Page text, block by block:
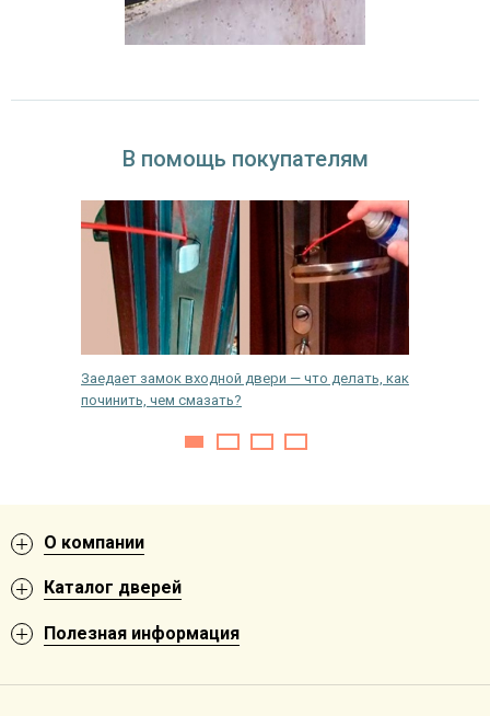
В помощь покупателям
Заедает замок входной двери — что делать, как
починить, чем смазать?
О компании
Каталог дверей
Полезная информация